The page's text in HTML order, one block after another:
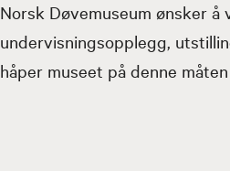
Norsk Døvemuseum ønsker
undervisningsopplegg,
håper museet på denne